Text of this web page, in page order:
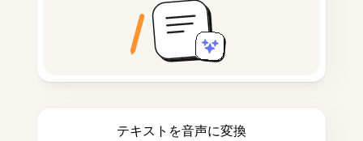
テキストを音声に変換